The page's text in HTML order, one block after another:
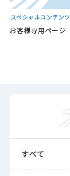
スペシャルコンテンツ
お客様専用ページ
すべて